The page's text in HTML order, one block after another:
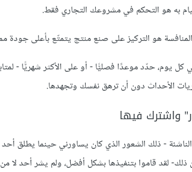
به هو التحكم في مشروعك التجاري فقط.
هو التركيز على صنع منتج يتمتّع بأعلى جودة
كل يوم، حدّد موعدًا فصليًّا - أو على الأكثر شهريًّا -
الأحداث دون أن ترهق نفسك وتجهدها.
- ذلك الشعور الذي كان يساورني حينما يطلق
ذلك- لقد قاموا بتنفيذها بشكل أفضل، ولم يشر أحد لا